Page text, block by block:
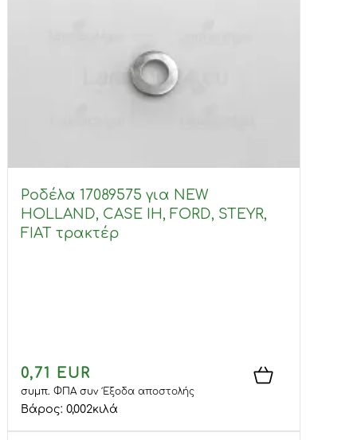
Ροδέλα 17089575 για NEW
HOLLAND, CASE IH, FORD, STEYR,
FIAT τρακτέρ
0,71 EUR
συμπ. ΦΠΑσυνΈξοδα αποστολής
Βάρος: 0,002κιλά